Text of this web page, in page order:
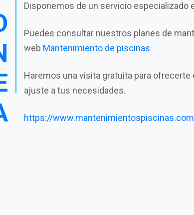
Disponemos de un servicio especializado
Puedes consultar nuestros planes de
web Mantenimiento de piscinas
Haremos una visita gratuita para
ajuste a tus necesidades.
https://